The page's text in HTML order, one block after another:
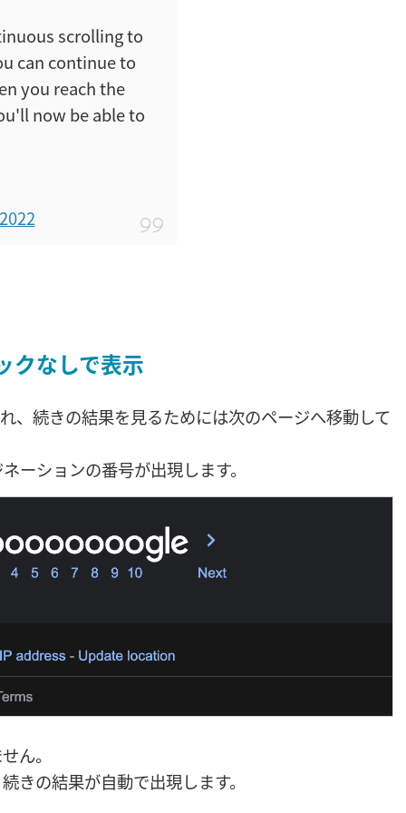
scrolling to
can continue to
you reach the
now be able to
クなしで表示
、続きの結果を見るためには次のページへ移動して
ーションの番号が出現します。
ん。
きの結果が自動で出現します。